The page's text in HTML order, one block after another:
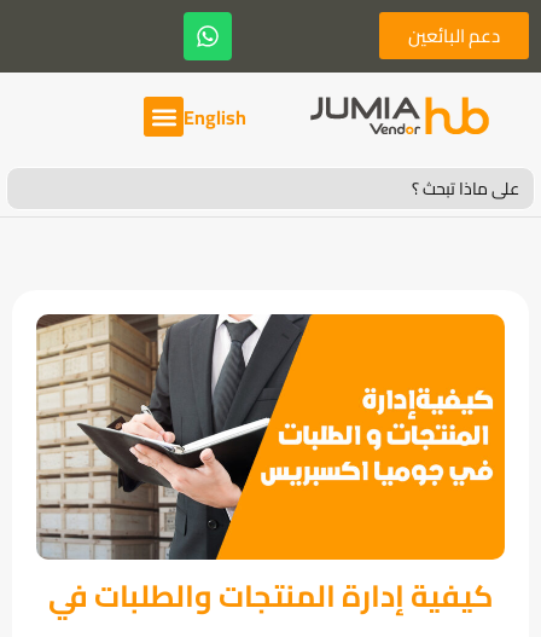
دعم البائعين
English
Search
for:
كيفية إدارة المنتجات والطلبات في